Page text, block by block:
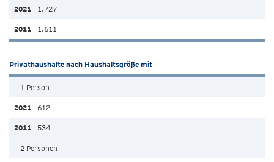
1.727
1.611
Privathaushalte nach Haushaltsgröße mit
1 Person
612
534
2 Personen